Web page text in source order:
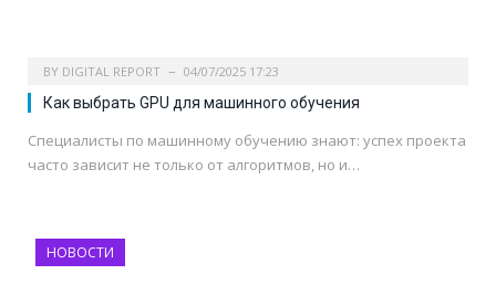
BY DIGITAL REPORT 04/07/2025 17:23
Как выбрать GPU для машинного обучения
Специалисты по машинному обучению знают: успех проекта
часто зависит не только от алгоритмов, но и…
НОВОСТИ